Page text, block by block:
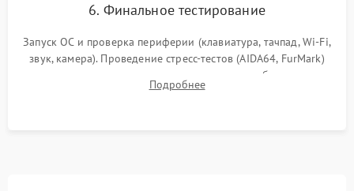
6. Финальное тестирование
Запуск ОС и проверка периферии (клавиатура, тачпад, Wi-Fi,
звук, камера). Проведение стресс-тестов (AIDA64, FurMark)
для контроля температурного режима и стабильности
системы под пиковой нагрузкой.
Подробнее